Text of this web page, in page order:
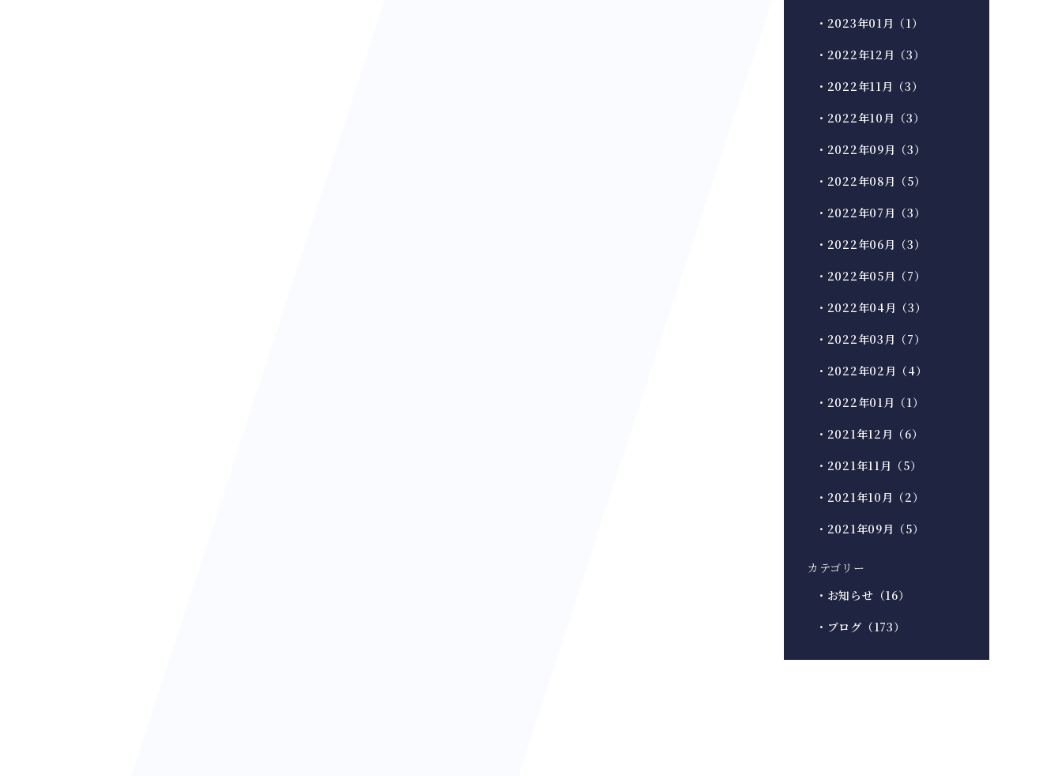
・2023年01月（1）
・2022年12月（3）
・2022年11月（3）
・2022年10月（3）
・2022年09月（3）
・2022年08月（5）
・2022年07月（3）
・2022年06月（3）
・2022年05月（7）
・2022年04月（3）
・2022年03月（7）
・2022年02月（4）
・2022年01月（1）
・2021年12月（6）
・2021年11月（5）
・2021年10月（2）
・2021年09月（5）
カテゴリー
・お知らせ（16）
・ブログ（173）